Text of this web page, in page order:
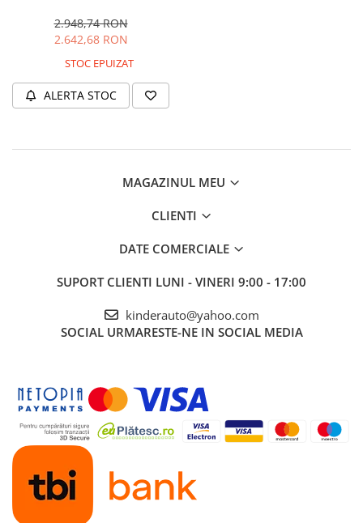
2.948,74 RON
2.642,68 RON
STOC EPUIZAT
ALERTA STOC
MAGAZINUL MEU
CLIENTI
DATE COMERCIALE
SUPORT CLIENTI LUNI - VINERI 9:00 - 17:00
kinderauto@yahoo.com
SOCIAL URMARESTE-NE IN SOCIAL MEDIA